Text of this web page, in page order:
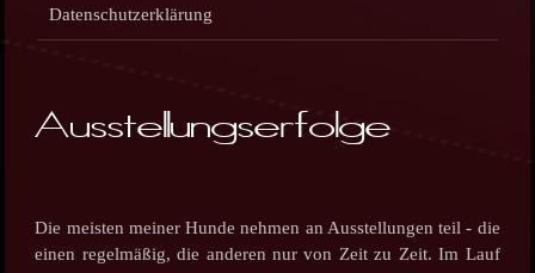
Datenschutzerklärung
Ausstellungserfolge
Die meisten meiner Hunde nehmen an Ausstellungen teil - die
einen regelmäßig, die anderen nur von Zeit zu Zeit. Im Lauf